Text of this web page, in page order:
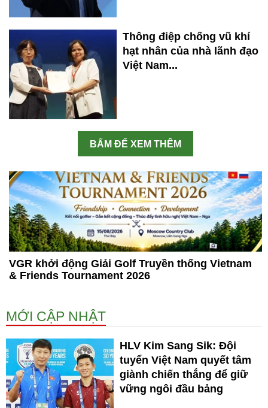
Thông điệp chống vũ khí
hạt nhân của nhà lãnh đạo
Việt Nam...
BẤM ĐỂ XEM THÊM
VGR khởi động Giải Golf Truyền thống Vietnam
& Friends Tournament 2026
MỚI CẬP NHẬT
HLV Kim Sang Sik: Đội
tuyển Việt Nam quyết tâm
giành chiến thắng để giữ
vững ngôi đầu bảng